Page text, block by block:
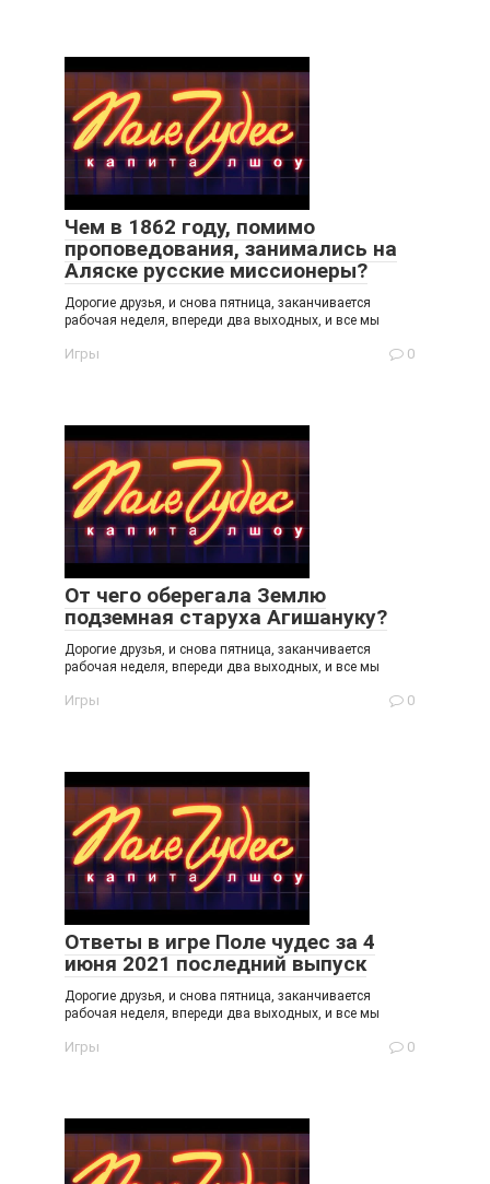
Чем в 1862 году, помимо
проповедования, занимались на
Аляске русские миссионеры?
Дорогие друзья, и снова пятница, заканчивается
рабочая неделя, впереди два выходных, и все мы
Игры 0
От чего оберегала Землю
подземная старуха Агишануку?
Дорогие друзья, и снова пятница, заканчивается
рабочая неделя, впереди два выходных, и все мы
Игры 0
Ответы в игре Поле чудес за 4
июня 2021 последний выпуск
Дорогие друзья, и снова пятница, заканчивается
рабочая неделя, впереди два выходных, и все мы
Игры 0